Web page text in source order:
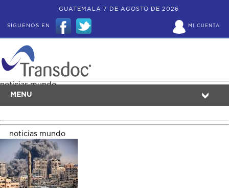
GUATEMALA 7 DE AGOSTO DE 2026
MI CUENTA
SÍGUENOS EN
MENU
noticias mundo
noticias mundo